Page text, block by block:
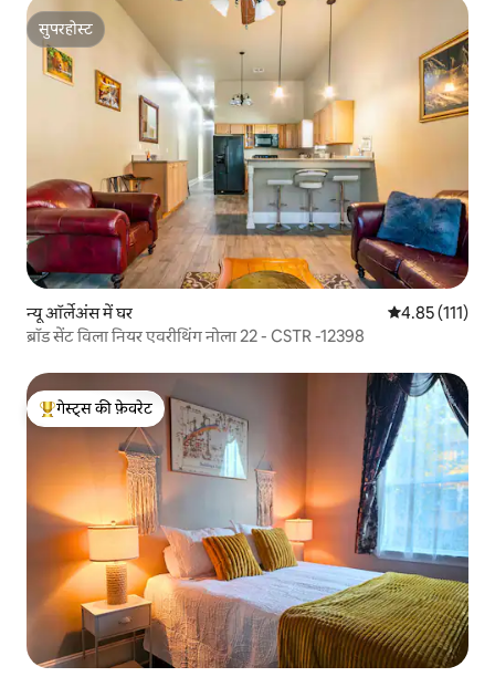
सुपरहोस्ट
सुपरहोस्ट
न्यू ऑर्लेअंस में घर औसत रेटिंग 5 में से
4.85 (111)
ब्रॉड सेंट विला नियर एवरीथिंग नोला 22 - CSTR -12398
गेस्ट्स का टॉप फ़ेवरेट
गेस्ट्स की फ़ेवरेट